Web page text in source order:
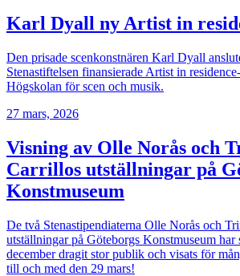
Karl Dyall ny Artist in
Den prisade scenkonstnären Karl Dyall
Stenastiftelsen finansierade Artist in
Högskolan för scen och musik.
27 mars, 2026
Visning av Olle Norås och
Carrillos utställningar på
Konstmuseum
De två Stenastipendiaterna Olle Norås och
utställningar på Göteborgs Konstmuseum har
december dragit stor publik och visats för
till och med den 29 mars!